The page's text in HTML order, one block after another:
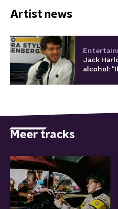
Artist news
Jack
alcohol:
Meer tracks